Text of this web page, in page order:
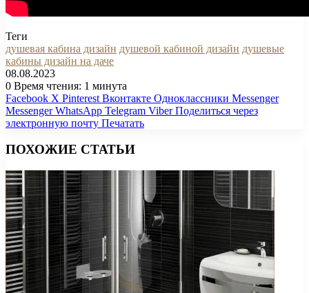
Теги
душевая кабина дизайн душевой кабиной дизайн душевые
кабины дизайн на даче
08.08.2023
0 Время чтения: 1 минута
Facebook X Pinterest Вконтакте Одноклассники Messenger
Messenger WhatsApp Telegram Viber Поделиться через
электронную почту Печатать
ПОХОЖИЕ СТАТЬИ